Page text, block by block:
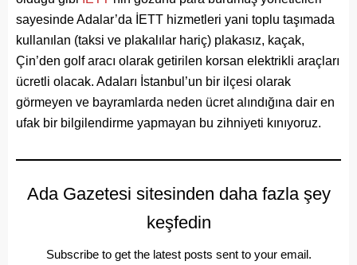
sayesinde Adalar’da İETT hizmetleri yani toplu taşımada
kullanılan (taksi ve plakalılar hariç) plakasız, kaçak,
Çin’den golf aracı olarak getirilen korsan elektrikli araçları
ücretli olacak. Adaları İstanbul’un bir ilçesi olarak
görmeyen ve bayramlarda neden ücret alındığına dair en
ufak bir bilgilendirme yapmayan bu zihniyeti kınıyoruz.
Ada Gazetesi sitesinden daha fazla şey
keşfedin
Subscribe to get the latest posts sent to your email.